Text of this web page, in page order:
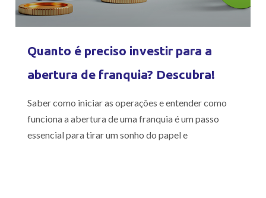
Quanto é preciso investir para a
abertura de franquia? Descubra!
Saber como iniciar as operações e entender como
funciona a abertura de uma franquia é um passo
essencial para tirar um sonho do papel e